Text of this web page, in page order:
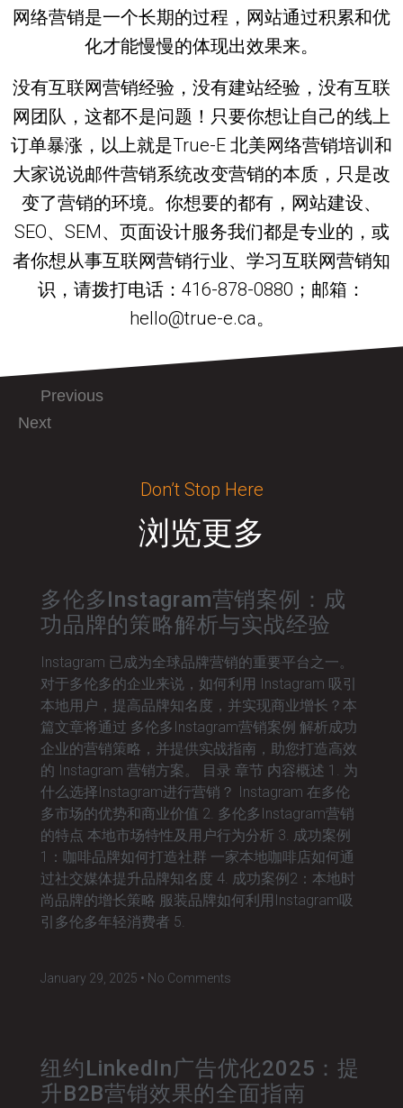
网络营销是一个长期的过程，网站通过积累和优
化才能慢慢的体现出效果来。
没有互联网营销经验，没有建站经验，没有互联
网团队，这都不是问题！只要你想让自己的线上
订单暴涨，以上就是True-E 北美网络营销培训和
大家说说邮件营销系统改变营销的本质，只是改
变了营销的环境。你想要的都有，网站建设、
SEO、SEM、页面设计服务我们都是专业的，或
者你想从事互联网营销行业、学习互联网营销知
识，请拨打电话：416-878-0880；邮箱：
hello@true-e.ca。
Previous
Next
Don’t Stop Here
浏览更多
多伦多Instagram营销案例：成
功品牌的策略解析与实战经验
Instagram 已成为全球品牌营销的重要平台之一。
对于多伦多的企业来说，如何利用 Instagram 吸引
本地用户，提高品牌知名度，并实现商业增长？本
篇文章将通过 多伦多Instagram营销案例 解析成功
企业的营销策略，并提供实战指南，助您打造高效
的 Instagram 营销方案。 目录 章节 内容概述 1. 为
什么选择Instagram进行营销？ Instagram 在多伦
多市场的优势和商业价值 2. 多伦多Instagram营销
的特点 本地市场特性及用户行为分析 3. 成功案例
1：咖啡品牌如何打造社群 一家本地咖啡店如何通
过社交媒体提升品牌知名度 4. 成功案例2：本地时
尚品牌的增长策略 服装品牌如何利用Instagram吸
引多伦多年轻消费者 5.
January 29, 2025 No Comments
纽约LinkedIn广告优化2025：提
升B2B营销效果的全面指南